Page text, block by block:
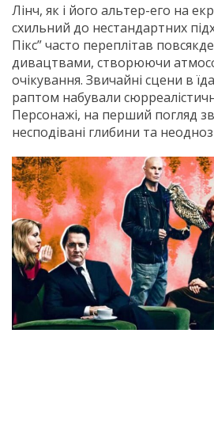
Лінч, як і його альтер-его на
схильний до нестандартних
Пікс” часто переплітав
дивацтвами, створюючи
очікування. Звичайні сцени в
раптом набували
Персонажі, на перший погляд
несподівані глибини та